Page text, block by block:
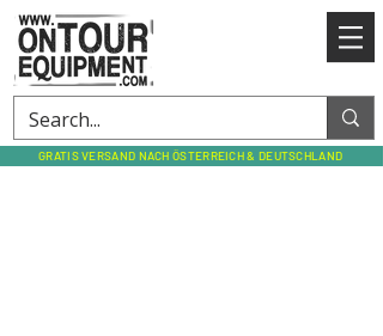
GRATIS VERSAND NACH ÖSTERREICH & DEUTSCHLAND